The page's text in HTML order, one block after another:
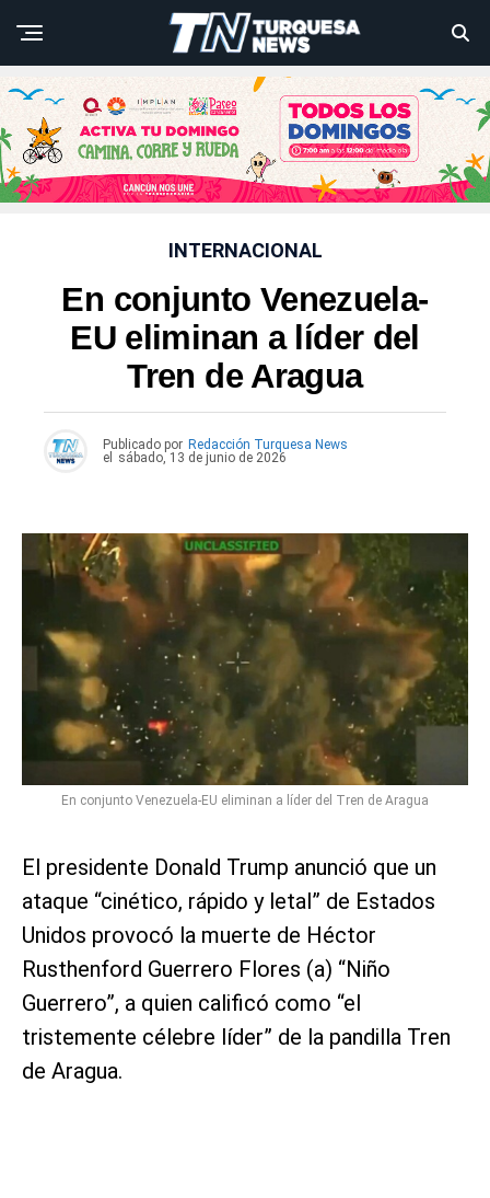
INTERNACIONAL
En conjunto Venezuela-
EU eliminan a líder del
Tren de Aragua
Publicado por Redacción Turquesa News
el
sábado, 13 de junio de 2026
En conjunto Venezuela-EU eliminan a líder del Tren de Aragua
El presidente Donald Trump anunció que un
ataque “cinético, rápido y letal” de Estados
Unidos provocó la muerte de Héctor
Rusthenford Guerrero Flores (a) “Niño
Guerrero”, a quien calificó como “el
tristemente célebre líder” de la pandilla Tren
de Aragua.